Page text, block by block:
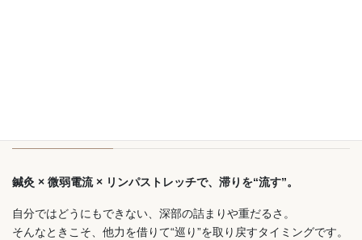
鍼灸 × 微弱電流 × リンパストレッチで、滞りを“流す”。
自分ではどうにもできない、深部の詰まりや重だるさ。
そんなときこそ、他力を借りて“巡り”を取り戻すタイミングです。